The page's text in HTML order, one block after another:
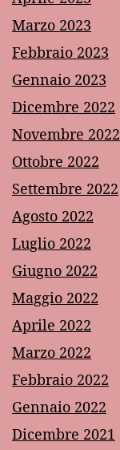
Marzo 2023
Febbraio 2023
Gennaio 2023
Dicembre 2022
Novembre 2022
Ottobre 2022
Settembre 2022
Agosto 2022
Luglio 2022
Giugno 2022
Maggio 2022
Aprile 2022
Marzo 2022
Febbraio 2022
Gennaio 2022
Dicembre 2021